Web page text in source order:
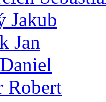
Jakub
Jan
Robert